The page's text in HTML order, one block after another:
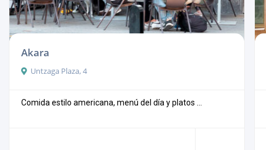
Akara
Untzaga Plaza, 4
Comida estilo americana, menú del día y platos ...